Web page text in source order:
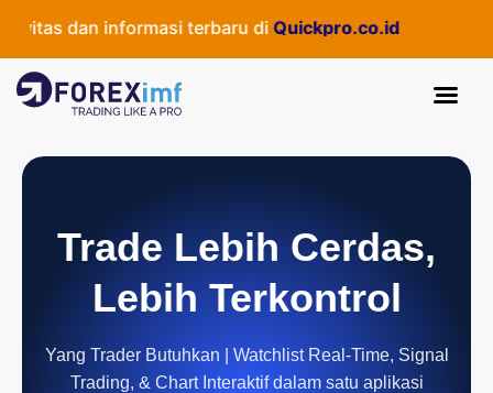
dan informasi terbaru di Quickpro.co.id
Trade Lebih Cerdas,
Lebih Terkontrol
Yang Trader Butuhkan | Watchlist Real-Time, Signal
Trading, & Chart Interaktif dalam satu aplikasi